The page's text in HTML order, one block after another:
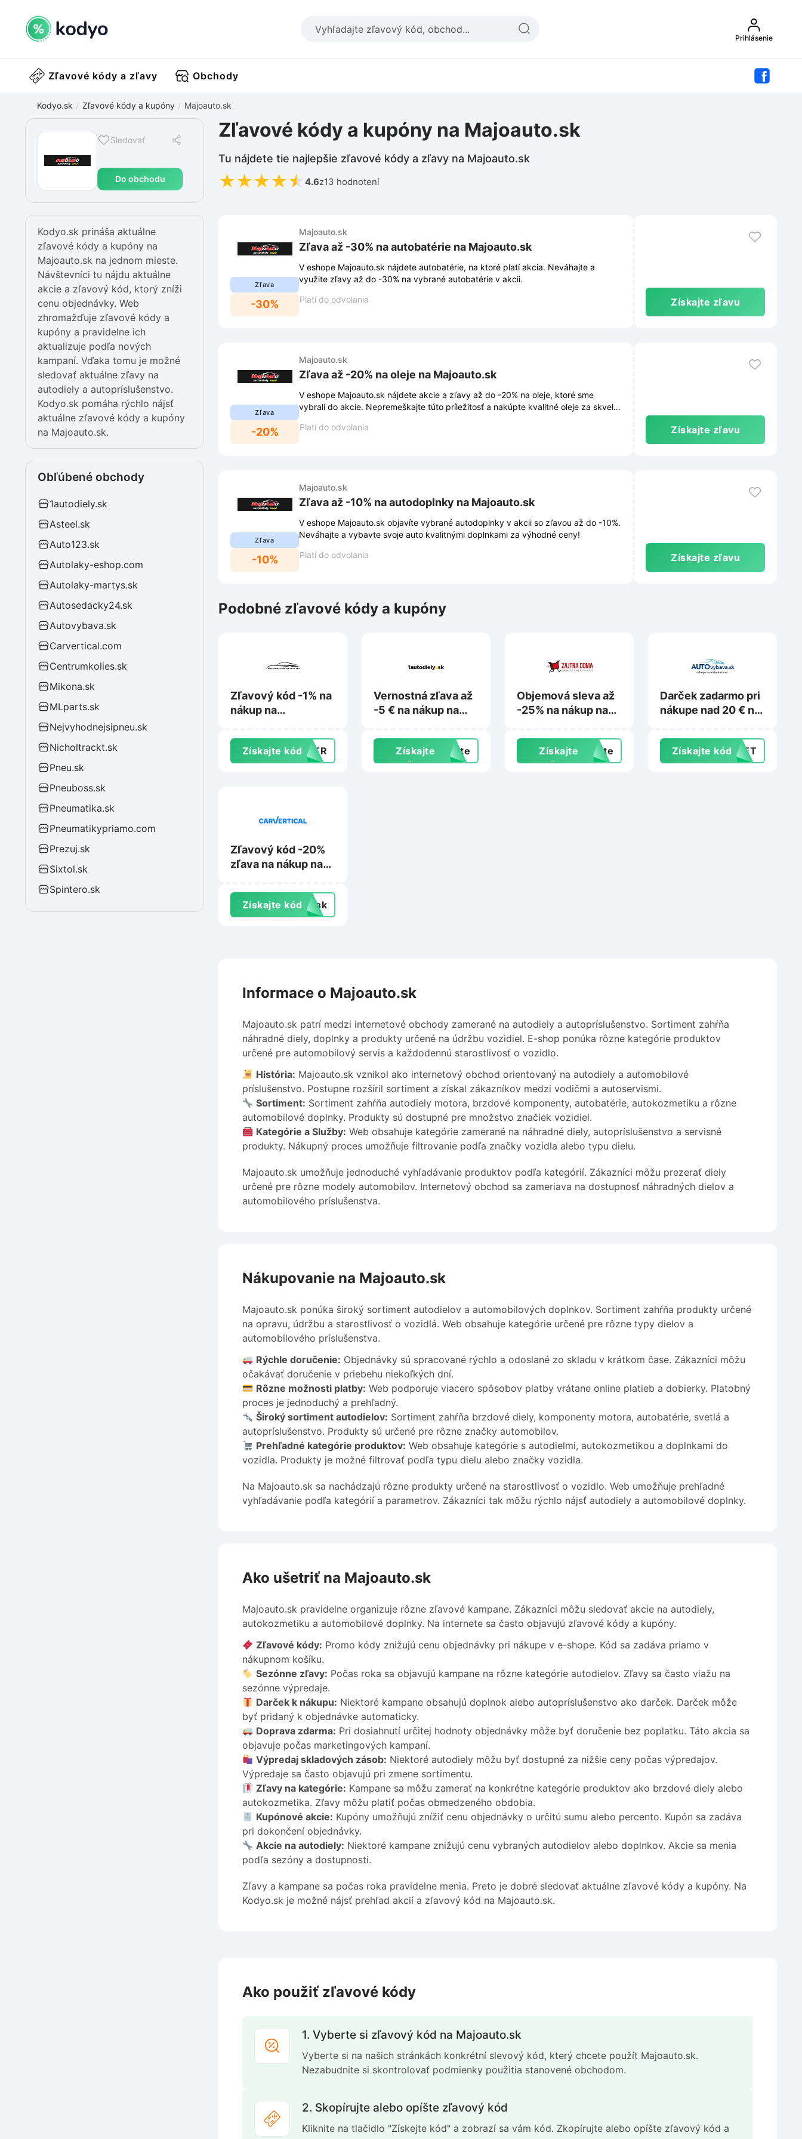
Prihlásenie
Zľavové kódy a zľavy Obchody
Kodyo.sk Zľavové kódy a kupóny Majoauto.sk
Sledovať
Do obchodu
Zľavové kódy a kupóny na Majoauto.sk
Tu nájdete tie najlepšie zľavové kódy a zľavy na Majoauto.sk
★★★★★ 4.6z13 hodnotení
Kodyo.sk prináša aktuálne
zľavové kódy a kupóny na
Majoauto.sk na jednom mieste.
Návštevníci tu nájdu aktuálne
akcie a zľavový kód, ktorý zníži
cenu objednávky. Web
zhromažďuje zľavové kódy a
kupóny a pravidelne ich
aktualizuje podľa nových
kampaní. Vďaka tomu je možné
sledovať aktuálne zľavy na
autodiely a autopríslušenstvo.
Kodyo.sk pomáha rýchlo nájsť
aktuálne zľavové kódy a kupóny
na Majoauto.sk.
Obľúbené obchody
1autodiely.sk
Asteel.sk
Auto123.sk
Autolaky-eshop.com
Autolaky-martys.sk
Autosedacky24.sk
Autovybava.sk
Carvertical.com
Centrumkolies.sk
Mikona.sk
MLparts.sk
Nejvyhodnejsipneu.sk
Nicholtrackt.sk
Pneu.sk
Pneuboss.sk
Pneumatika.sk
Pneumatikypriamo.com
Prezuj.sk
Sixtol.sk
Spintero.sk
Zľava
-30%
Majoauto.sk
Zľava až -30% na autobatérie na Majoauto.sk
V eshope Majoauto.sk nájdete autobatérie, na ktoré platí akcia. Neváhajte a
využite zľavy až do -30% na vybrané autobatérie v akcii.
Platí do odvolania
Získajte zľavu
Zľava
-20%
Majoauto.sk
Zľava až -20% na oleje na Majoauto.sk
V eshope Majoauto.sk nájdete akcie a zľavy až do -20% na oleje, ktoré sme
vybrali do akcie. Nepremeškajte túto príležitosť a nakúpte kvalitné oleje za skvelé
Platí do odvolania
Získajte zľavu
Zľava
-10%
Majoauto.sk
Zľava až -10% na autodoplnky na Majoauto.sk
V eshope Majoauto.sk objavíte vybrané autodoplnky v akcii so zľavou až do -10%.
Neváhajte a vybavte svoje auto kvalitnými doplnkami za výhodné ceny!
Platí do odvolania
Získajte zľavu
Podobné zľavové kódy a kupóny
Zľavový kód -1% na
nákup na
Získajte kódHZTR
Vernostná zľava až
-5 € na nákup na
Získajte
zľavu
exte
Objemová sleva až
-25% na nákup na
Získajte
zľavu
exte
Darček zadarmo pri
nákupe nad 20 € na
Získajte kódGNET
Zľavový kód -20%
zľava na nákup na
Získajte kóddysk
Informace o Majoauto.sk
Majoauto.sk patrí medzi internetové obchody zamerané na autodiely a autopríslušenstvo. Sortiment zahŕňa
náhradné diely, doplnky a produkty určené na údržbu vozidiel. E-shop ponúka rôzne kategórie produktov
určené pre automobilový servis a každodennú starostlivosť o vozidlo.
História: Majoauto.sk vznikol ako internetový obchod orientovaný na autodiely a automobilové
príslušenstvo. Postupne rozšíril sortiment a získal zákazníkov medzi vodičmi a autoservismi.
Sortiment: Sortiment zahŕňa autodiely motora, brzdové komponenty, autobatérie, autokozmetiku a rôzne
automobilové doplnky. Produkty sú dostupné pre množstvo značiek vozidiel.
Kategórie a Služby: Web obsahuje kategórie zamerané na náhradné diely, autopríslušenstvo a servisné
produkty. Nákupný proces umožňuje filtrovanie podľa značky vozidla alebo typu dielu.
Majoauto.sk umožňuje jednoduché vyhľadávanie produktov podľa kategórií. Zákazníci môžu prezerať diely
určené pre rôzne modely automobilov. Internetový obchod sa zameriava na dostupnosť náhradných dielov a
automobilového príslušenstva.
Nákupovanie na Majoauto.sk
Majoauto.sk ponúka široký sortiment autodielov a automobilových doplnkov. Sortiment zahŕňa produkty určené
na opravu, údržbu a starostlivosť o vozidlá. Web obsahuje kategórie určené pre rôzne typy dielov a
automobilového príslušenstva.
Rýchle doručenie: Objednávky sú spracované rýchlo a odoslané zo skladu v krátkom čase. Zákazníci môžu
očakávať doručenie v priebehu niekoľkých dní.
Rôzne možnosti platby: Web podporuje viacero spôsobov platby vrátane online platieb a dobierky. Platobný
proces je jednoduchý a prehľadný.
Široký sortiment autodielov: Sortiment zahŕňa brzdové diely, komponenty motora, autobatérie, svetlá a
autopríslušenstvo. Produkty sú určené pre rôzne značky automobilov.
Prehľadné kategórie produktov: Web obsahuje kategórie s autodielmi, autokozmetikou a doplnkami do
vozidla. Produkty je možné filtrovať podľa typu dielu alebo značky vozidla.
Na Majoauto.sk sa nachádzajú rôzne produkty určené na starostlivosť o vozidlo. Web umožňuje prehľadné
vyhľadávanie podľa kategórií a parametrov. Zákazníci tak môžu rýchlo nájsť autodiely a automobilové doplnky.
Ako ušetriť na Majoauto.sk
Majoauto.sk pravidelne organizuje rôzne zľavové kampane. Zákazníci môžu sledovať akcie na autodiely,
autokozmetiku a automobilové doplnky. Na internete sa často objavujú zľavové kódy a kupóny.
Zľavové kódy: Promo kódy znižujú cenu objednávky pri nákupe v e-shope. Kód sa zadáva priamo v
nákupnom košíku.
Sezónne zľavy: Počas roka sa objavujú kampane na rôzne kategórie autodielov. Zľavy sa často viažu na
sezónne výpredaje.
Darček k nákupu: Niektoré kampane obsahujú doplnok alebo autopríslušenstvo ako darček. Darček môže
byť pridaný k objednávke automaticky.
Doprava zdarma: Pri dosiahnutí určitej hodnoty objednávky môže byť doručenie bez poplatku. Táto akcia sa
objavuje počas marketingových kampaní.
Výpredaj skladových zásob: Niektoré autodiely môžu byť dostupné za nižšie ceny počas výpredajov.
Výpredaje sa často objavujú pri zmene sortimentu.
Zľavy na kategórie: Kampane sa môžu zamerať na konkrétne kategórie produktov ako brzdové diely alebo
autokozmetika. Zľavy môžu platiť počas obmedzeného obdobia.
Kupónové akcie: Kupóny umožňujú znížiť cenu objednávky o určitú sumu alebo percento. Kupón sa zadáva
pri dokončení objednávky.
Akcie na autodiely: Niektoré kampane znižujú cenu vybraných autodielov alebo doplnkov. Akcie sa menia
podľa sezóny a dostupnosti.
Zľavy a kampane sa počas roka pravidelne menia. Preto je dobré sledovať aktuálne zľavové kódy a kupóny. Na
Kodyo.sk je možné nájsť prehľad akcií a zľavový kód na Majoauto.sk.
Ako použiť zľavové kódy
1. Vyberte si zľavový kód na Majoauto.sk
Vyberte si na našich stránkách konkrétní slevový kód, který chcete použít Majoauto.sk.
Nezabudnite si skontrolovať podmienky použitia stanovené obchodom.
2. Skopírujte alebo opíšte zľavový kód
Kliknite na tlačidlo "Získejte kód" a zobrazí sa vám kód. Zkopírujte alebo opíšte zľavový kód a